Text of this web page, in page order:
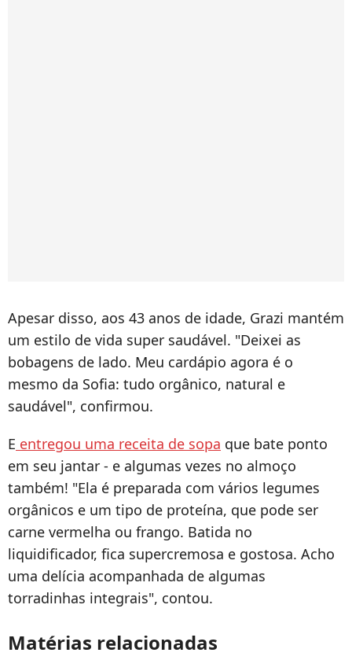
Apesar disso, aos 43 anos de idade, Grazi mantém
um estilo de vida super saudável. "Deixei as
bobagens de lado. Meu cardápio agora é o
mesmo da Sofia: tudo orgânico, natural e
saudável", confirmou.
E entregou uma receita de sopa que bate ponto
em seu jantar - e algumas vezes no almoço
também! "Ela é preparada com vários legumes
orgânicos e um tipo de proteína, que pode ser
carne vermelha ou frango. Batida no
liquidificador, fica supercremosa e gostosa. Acho
uma delícia acompanhada de algumas
torradinhas integrais", contou.
Matérias relacionadas